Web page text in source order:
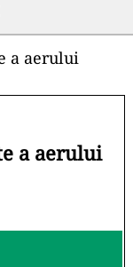
a aerului
a aerului